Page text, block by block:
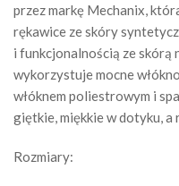
przez markę Mechanix,
rękawice ze skóry
i funkcjonalnością ze
wykorzystuje mocne
włóknem poliestrowym i
giętkie, miękkie w dotyku, a
Rozmiary: